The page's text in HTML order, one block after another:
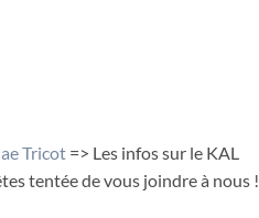
Tricot=> Les infos sur le KAL
tentée de vous joindre à nous !